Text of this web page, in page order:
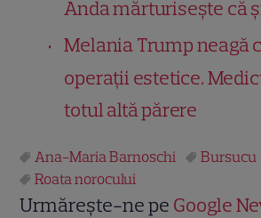
Anda mărturisește că
Melania Trump neagă
operații estetice.
totul altă părere
Ana-Maria Barnoschi Bursucu
Roata norocului
Urmărește-ne pe Google